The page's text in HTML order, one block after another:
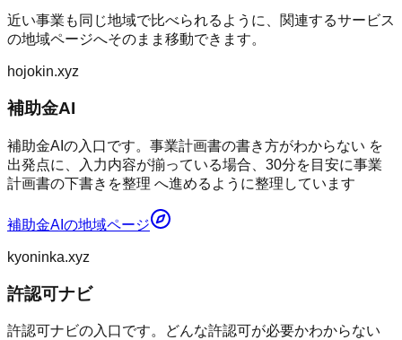
近い事業も同じ地域で比べられるように、関連するサービス
の地域ページへそのまま移動できます。
hojokin.xyz
補助金AI
補助金AIの入口です。事業計画書の書き方がわからない を
出発点に、入力内容が揃っている場合、30分を目安に事業
計画書の下書きを整理 へ進めるように整理しています
補助金AI の地域ページ
kyoninka.xyz
許認可ナビ
許認可ナビの入口です。どんな許認可が必要かわからない